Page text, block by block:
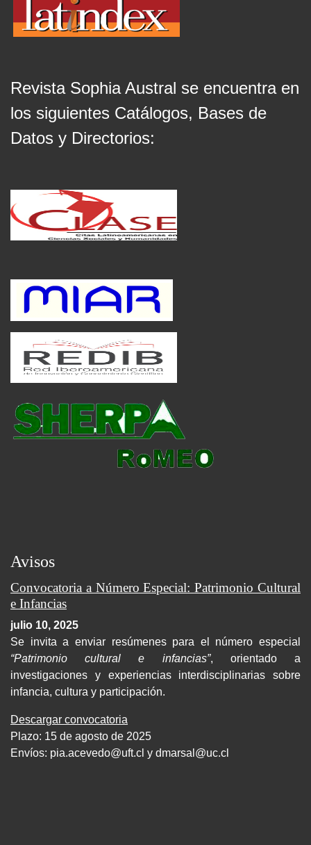
Revista Sophia Austral se encuentra en
los siguientes Catálogos, Bases de
Datos y Directorios:
Avisos
Convocatoria a Número Especial: Patrimonio Cultural
e Infancias
julio 10, 2025
Se invita a enviar resúmenes para el número especial
“Patrimonio cultural e infancias”, orientado a
investigaciones y experiencias interdisciplinarias sobre
infancia, cultura y participación.
Descargar convocatoria
Plazo: 15 de agosto de 2025
Envíos: pia.acevedo@uft.cl y dmarsal@uc.cl